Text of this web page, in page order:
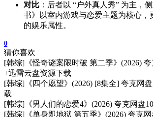
对比 ：后者以 “户外真人秀” 为主，
书》以室内游戏与恋爱主题为核心，
的娱乐属性。
0
猜你喜欢
[韩综]《怪奇谜案限时破 第二季》(2026)
+迅雷云盘资源下载
[韩综]《四个愿望》(2026) [8集全] 夸克网
载
[韩综]《男人们的恋爱4》(2026) 夸克网盘
[韩综]《单身即地狱 第五季》(2026) 夸克